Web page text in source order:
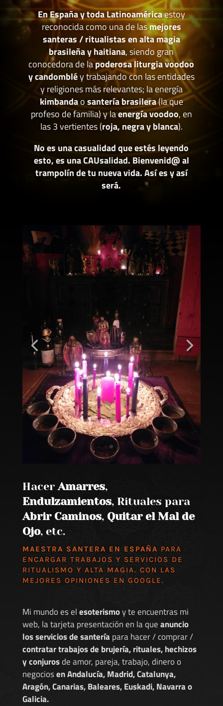
En España y toda Latinoaméricaestoy
reconocida como una de lasmejores
santeras / ritualistas en alta magia
brasileña y haitiana, siendo gran
conocedora de lapoderosa liturgia voodoo
y candombléy trabajando con las entidades
y religiones más relevantes; la energía
kimbandaosantería brasilera(la que
profeso de familia) y laenergía voodoo, en
las 3 vertientes (roja, negra y blanca).
No es una casualidad que estés leyendo
esto, es una CAUsalidad. Bienvenid@ al
trampolín de tu nueva vida. Así es y así
será.
Hacer Amarres,
Endulzamientos, Rituales para
Abrir Caminos, Quitar el Mal de
Ojo, etc.
MAESTRA SANTERA EN ESPAÑA PARA
ENCARGAR TRABAJOS Y SERVICIOS DE
RITUALISMO Y ALTA MAGIA. CON LAS
MEJORES OPINIONES EN GOOGLE.
Mi mundo es elesoterismoy te encuentras mi
web, la tarjeta presentación en la queanuncio
los servicios de santería para hacer / comprar /
contratar trabajos de brujería, rituales, hechizos
y conjurosde amor, pareja, trabajo, dinero o
negociosen Andalucía, Madrid, Catalunya,
Aragón, Canarias, Baleares, Euskadi, Navarra o
Galicia.